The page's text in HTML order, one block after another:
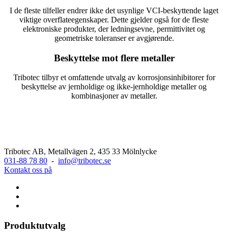
I de fleste tilfeller endrer ikke det usynlige VCI-beskyttende laget
viktige overflateegenskaper. Dette gjelder også for de fleste
elektroniske produkter, der ledningsevne, permittivitet og
geometriske toleranser er avgjørende.
Beskyttelse mot flere metaller
Tribotec tilbyr et omfattende utvalg av korrosjonsinhibitorer for
beskyttelse av jernholdige og ikke-jernholdige metaller og
kombinasjoner av metaller.
Tribotec AB, Metallvägen 2, 435 33 Mölnlycke
031-88 78 80 - info@tribotec.se
Kontakt oss på
Produktutvalg